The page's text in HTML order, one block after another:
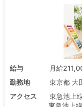
給与
月給
勤務地
東京都 大
アクセス
東急池上
東急池上